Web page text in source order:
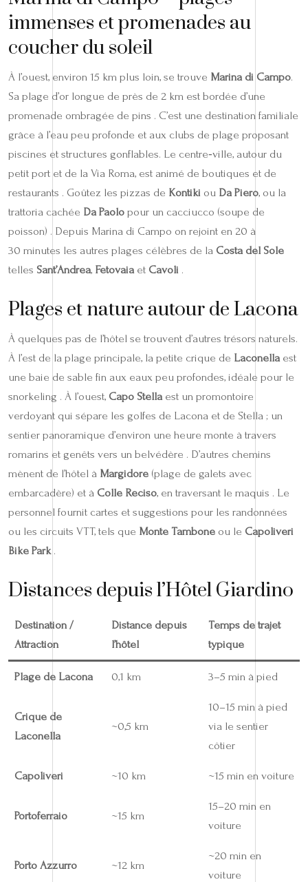
immenses et promenades au
coucher du soleil
À l’ouest, environ 15 km plus loin, se trouve Marina di Campo.
Sa plage d’or longue de près de 2 km est bordée d’une
promenade ombragée de pins . C’est une destination familiale
grâce à l’eau peu profonde et aux clubs de plage proposant
piscines et structures gonflables. Le centre‑ville, autour du
petit port et de la Via Roma, est animé de boutiques et de
restaurants . Goûtez les pizzas de Kontiki ou Da Piero, ou la
trattoria cachée Da Paolo pour un cacciucco (soupe de
poisson) . Depuis Marina di Campo on rejoint en 20 à
30 minutes les autres plages célèbres de la Costa del Sole
telles Sant’Andrea, Fetovaia et Cavoli .
Plages et nature autour de Lacona
À quelques pas de l’hôtel se trouvent d’autres trésors naturels.
À l’est de la plage principale, la petite crique de Laconella est
une baie de sable fin aux eaux peu profondes, idéale pour le
snorkeling . À l’ouest, Capo Stella est un promontoire
verdoyant qui sépare les golfes de Lacona et de Stella ; un
sentier panoramique d’environ une heure monte à travers
romarins et genêts vers un belvédère . D’autres chemins
mènent de l’hôtel à Margidore (plage de galets avec
embarcadère) et à Colle Reciso, en traversant le maquis . Le
personnel fournit cartes et suggestions pour les randonnées
ou les circuits VTT, tels que Monte Tambone ou le Capoliveri
Bike Park .
Distances depuis l’Hôtel Giardino
Destination /
Attraction
Distance depuis
l’hôtel
Temps de trajet
typique
Plage de Lacona 0,1 km 3–5 min à pied
Crique de
Laconella
~0,5 km
10–15 min à pied
via le sentier
côtier
Capoliveri ~10 km ~15 min en voiture
Portoferraio ~15 km
15–20 min en
voiture
Porto Azzurro ~12 km
~20 min en
voiture